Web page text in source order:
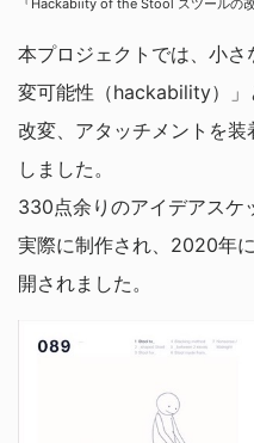
『Hackabiity of the Stool スツールの
本プロジェクトでは、小
変可能性（hackability）
改変、アタッチメントを
しました。
330点余りのアイデアスケ
実際に制作され、2020年
開されました。